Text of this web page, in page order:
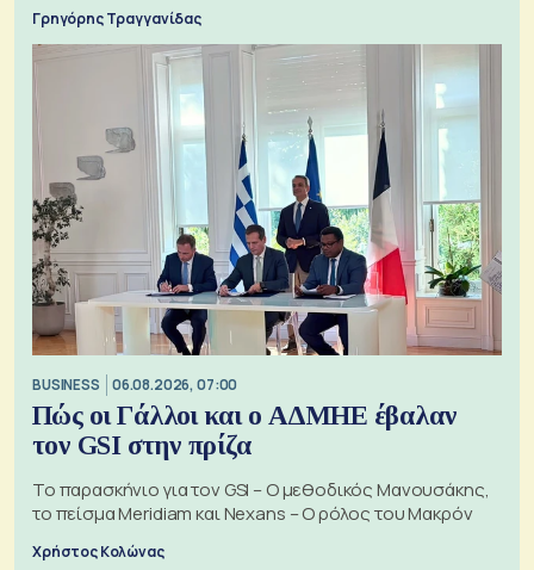
Γρηγόρης Τραγγανίδας
BUSINESS 06.08.2026, 07:00
Πώς οι Γάλλοι και ο ΑΔΜΗΕ έβαλαν
τον GSI στην πρίζα
Το παρασκήνιο για τον GSI – Ο μεθοδικός Μανουσάκης,
το πείσμα Meridiam και Nexans – Ο ρόλος του Μακρόν
Χρήστος Κολώνας